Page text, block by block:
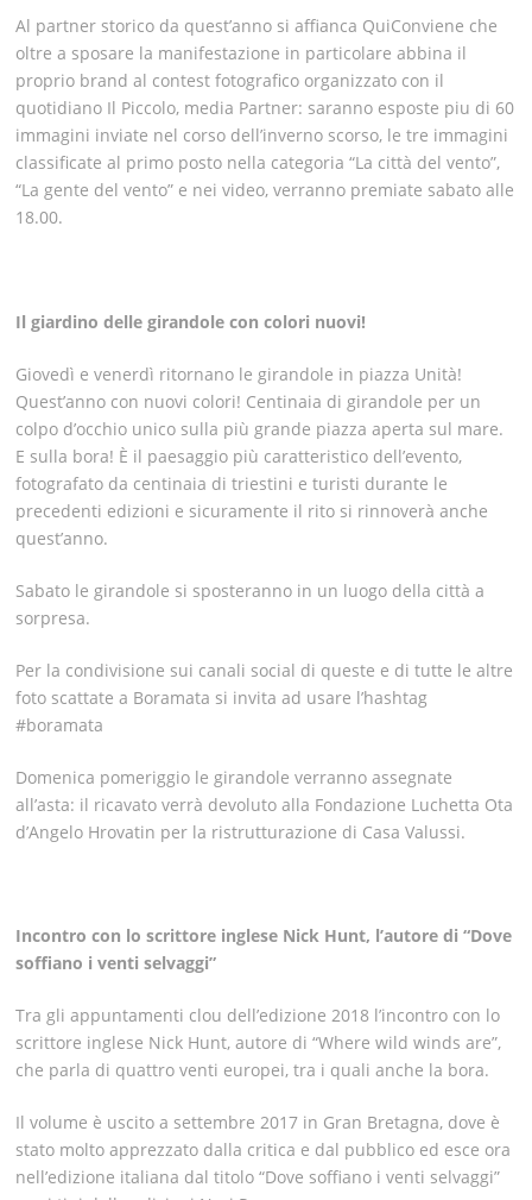
Al partner storico da quest’anno si affianca QuiConviene che
oltre a sposare la manifestazione in particolare abbina il
proprio brand al contest fotografico organizzato con il
quotidiano Il Piccolo, media Partner: saranno esposte piu di 60
immagini inviate nel corso dell’inverno scorso, le tre immagini
classificate al primo posto nella categoria “La città del vento”,
“La gente del vento” e nei video, verranno premiate sabato alle
18.00.
Il giardino delle girandole con colori nuovi!
Giovedì e venerdì ritornano le girandole in piazza Unità!
Quest’anno con nuovi colori! Centinaia di girandole per un
colpo d’occhio unico sulla più grande piazza aperta sul mare.
E sulla bora! È il paesaggio più caratteristico dell’evento,
fotografato da centinaia di triestini e turisti durante le
precedenti edizioni e sicuramente il rito si rinnoverà anche
quest’anno.
Sabato le girandole si sposteranno in un luogo della città a
sorpresa.
Per la condivisione sui canali social di queste e di tutte le altre
foto scattate a Boramata si invita ad usare l’hashtag
#boramata
Domenica pomeriggio le girandole verranno assegnate
all’asta: il ricavato verrà devoluto alla Fondazione Luchetta Ota
d’Angelo Hrovatin per la ristrutturazione di Casa Valussi.
Incontro con lo scrittore inglese Nick Hunt, l’autore di “Dove
soffiano i venti selvaggi”
Tra gli appuntamenti clou dell’edizione 2018 l’incontro con lo
scrittore inglese Nick Hunt, autore di “Where wild winds are”,
che parla di quattro venti europei, tra i quali anche la bora.
Il volume è uscito a settembre 2017 in Gran Bretagna, dove è
stato molto apprezzato dalla critica e dal pubblico ed esce ora
nell’edizione italiana dal titolo “Dove soffiano i venti selvaggi”